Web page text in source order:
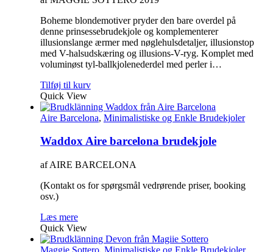
Boheme blondemotiver pryder den bare overdel på
denne prinsessebrudekjole og komplementerer
illusionslange ærmer med nøglehulsdetaljer, illusionstop
med V-halsudskæring og illusions-V-ryg. Komplet med
voluminøst tyl-ballkjolenederdel med perler i…
Tilføj til kurv
Quick View
Aire Barcelona, Minimalistiske og Enkle Brudekjoler
Waddox Aire barcelona brudekjole
af AIRE BARCELONA
(Kontakt os for spørgsmål vedrørende priser, booking
osv.)
Læs mere
Quick View
Maggie Sottero, Minimalistiske og Enkle Brudekjoler